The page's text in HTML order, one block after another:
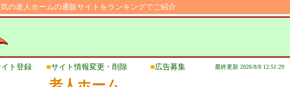
気の老人ホームの通販サイトをランキングでご紹介
ト登録 ■サイト情報変更・削除 ■広告募集 最終更新 2026/8/8 12:51:29